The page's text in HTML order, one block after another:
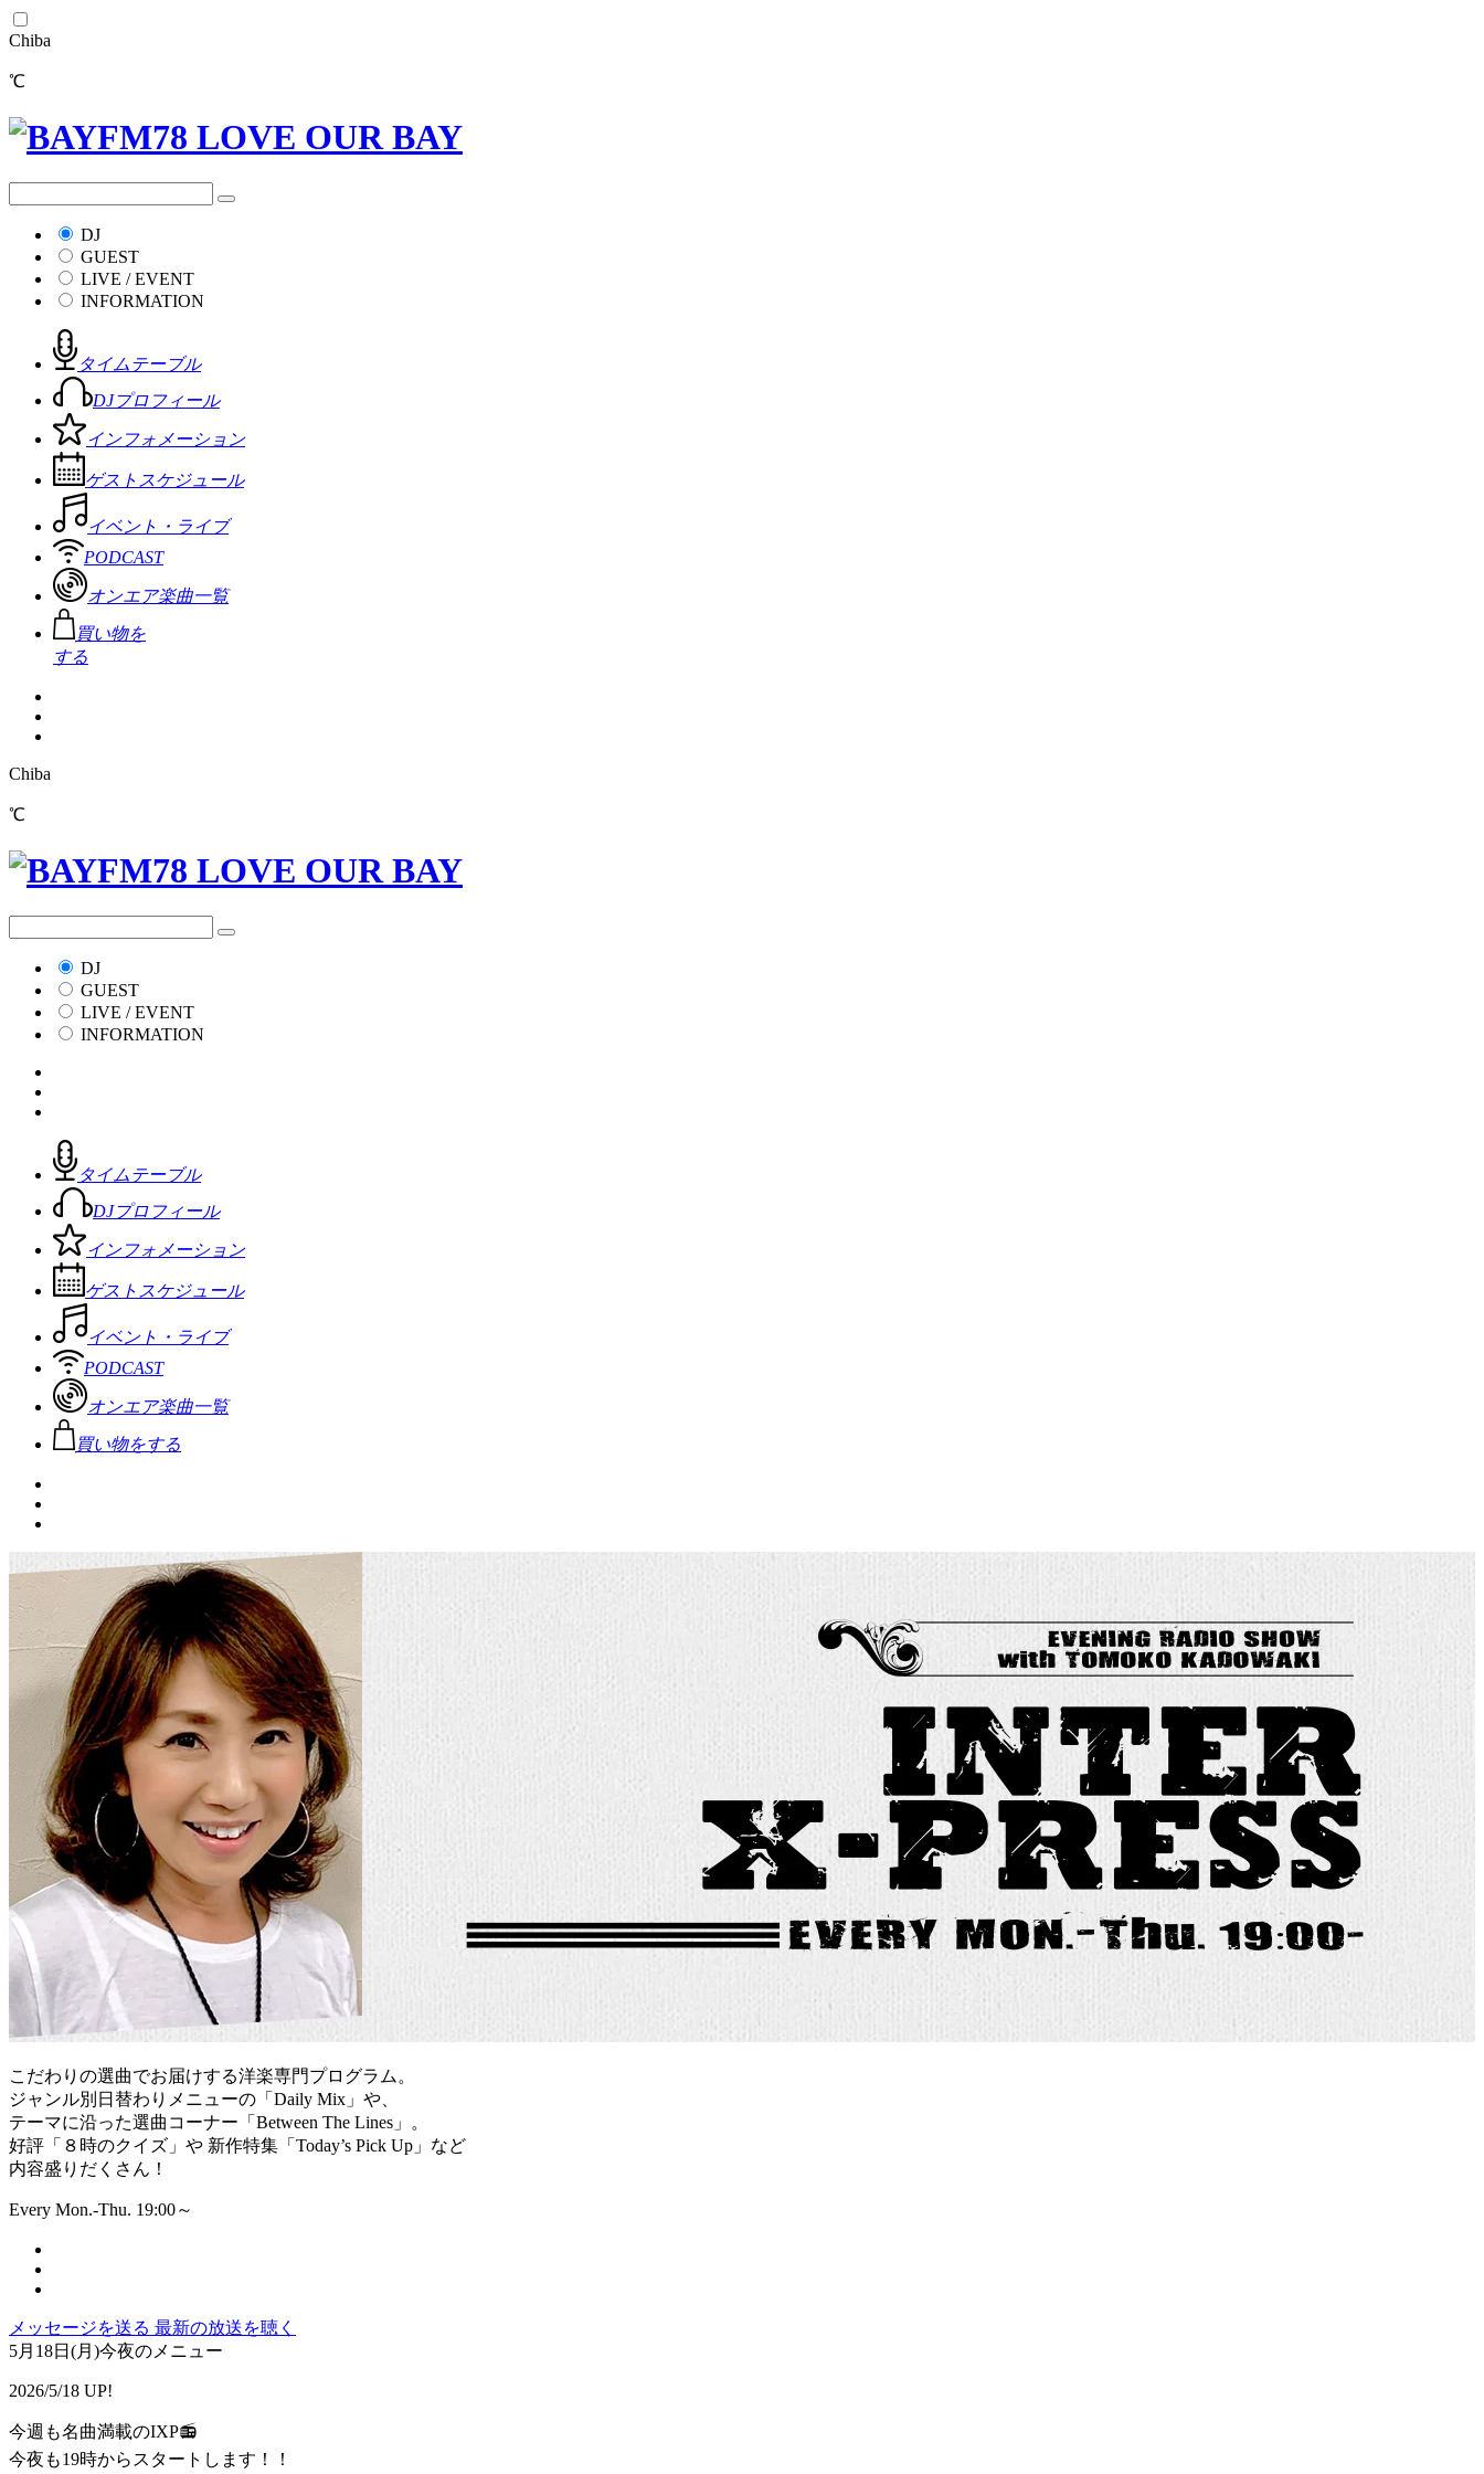
Chiba
℃
DJ
GUEST
LIVE / EVENT
INFORMATION
タイムテーブル
DJプロフィール
インフォメーション
ゲストスケジュール
イベント・ライブ
PODCAST
オンエア楽曲一覧
買い物を
する
Chiba
℃
DJ
GUEST
LIVE / EVENT
INFORMATION
タイムテーブル
DJプロフィール
インフォメーション
ゲストスケジュール
イベント・ライブ
PODCAST
オンエア楽曲一覧
買い物をする
こだわりの選曲でお届けする洋楽専門プログラム。
ジャンル別日替わりメニューの「Daily Mix」や、
テーマに沿った選曲コーナー「Between The Lines」。
好評「８時のクイズ」や 新作特集「Today’s Pick Up」など
内容盛りだくさん！
Every Mon.-Thu. 19:00～
メッセージを送る 最新の放送を聴く
5月18日(月)今夜のメニュー
2026/5/18 UP!
今週も名曲満載のIXP📻
今夜も19時からスタートします！！